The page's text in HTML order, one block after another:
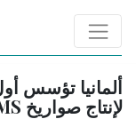
ألمانيا تؤسس
لإنتاج صواريخ ATACMS